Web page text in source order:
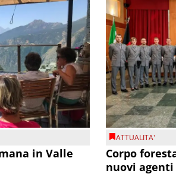
in Valle
ATTUALITA'
Corpo
nuovi